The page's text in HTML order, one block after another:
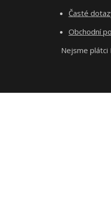
Časté
Obchodní
Nejsme plátci